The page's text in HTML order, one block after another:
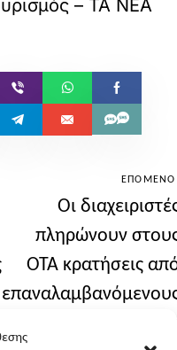
– ΤΑ ΝΕΑ
ΕΠΌΜΕΝΟ
Oι
πληρώνουν
ΟΤΑ κρατήσεις